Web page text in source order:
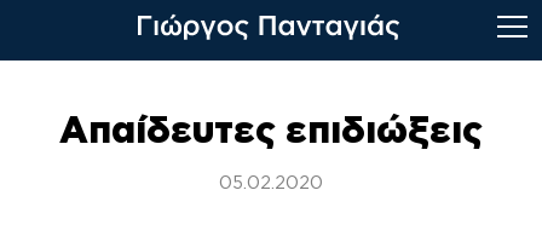
contentΑπαίδευτες επιδιώξεις
05.02.2020